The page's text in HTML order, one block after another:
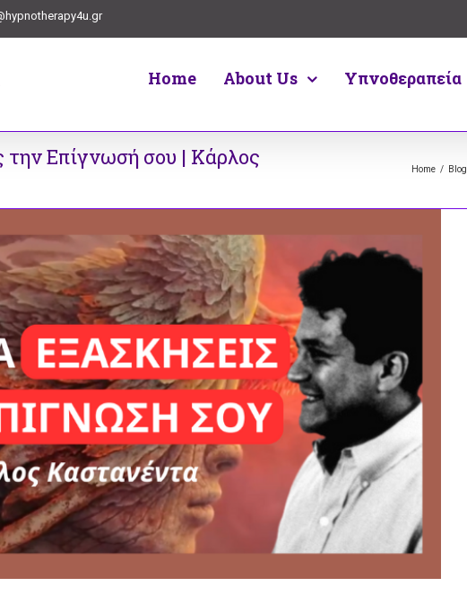
Home About Us Υπνοθεραπεία
Επίγνωσή σου | Κάρλος
Home / Blog